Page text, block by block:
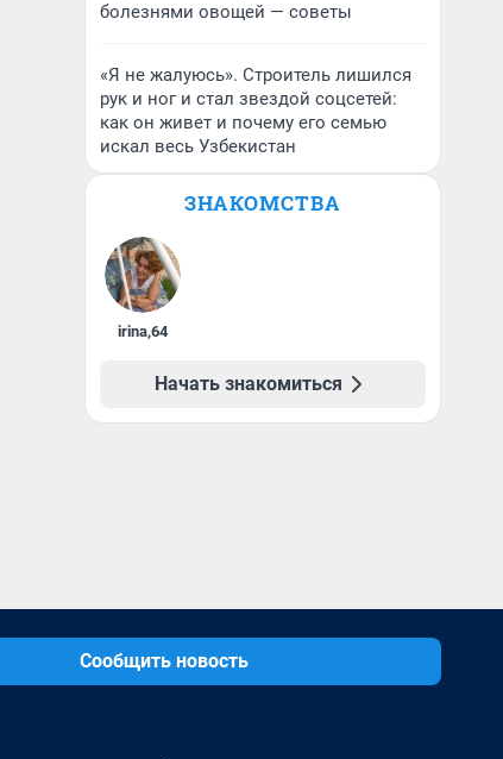
болезнями овощей — советы
«Я не жалуюсь». Строитель лишился
рук и ног и стал звездой соцсетей:
как он живет и почему его семью
искал весь Узбекистан
ЗНАКОМСТВА
irina,64
Начать знакомиться
Сообщить новость